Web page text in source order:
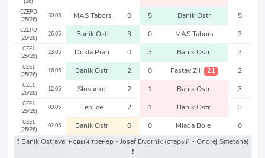
CZEPO
(25/26)
30.05 MAS Tabors 0 5 Banik Ostr 5
CZEPO
(25/26)
26.05 Banik Ostr 3 0 MAS Tabors 3
CZE1
(25/26)
23.05 Dukla Prah 0 3 Banik Ostr 3
CZE1
(25/26)
16.05 Banik Ostr 2 0 Fastav Zli 21 2
CZE1
(25/26)
12.05 Slovacko 2 1 Banik Ostr 3
CZE1
(25/26)
09.05 Teplice 2 1 Banik Ostr 3
CZE1
(25/26)
02.05 Banik Ostr 0 0 Mlada Bole
0
❗️ Banik Ostrava: новый тренер - Josef Dvornik (старый - Ondrej Smetana)
❗️